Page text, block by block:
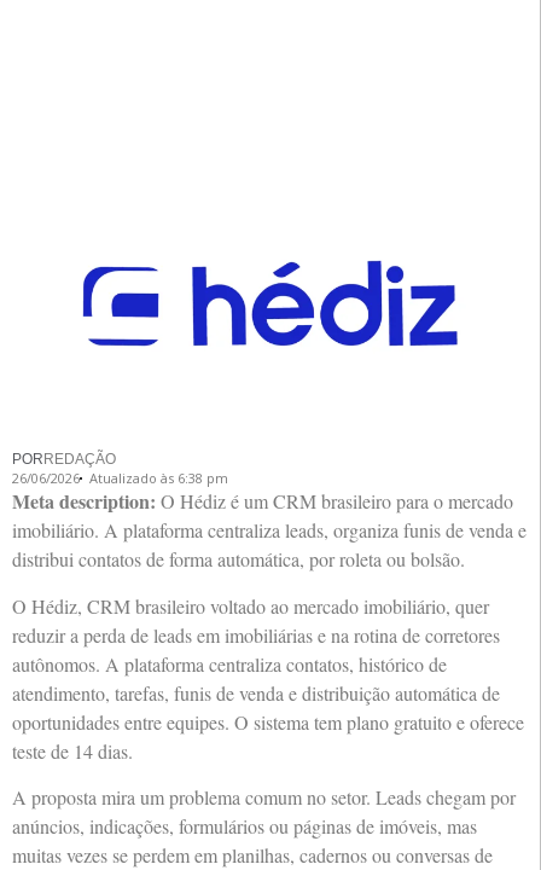
POR REDAÇÃO
26/06/2026 Atualizado às 6:38 pm
Meta description: O Hédiz é um CRM brasileiro para o mercado
imobiliário. A plataforma centraliza leads, organiza funis de venda e
distribui contatos de forma automática, por roleta ou bolsão.
O Hédiz, CRM brasileiro voltado ao mercado imobiliário, quer
reduzir a perda de leads em imobiliárias e na rotina de corretores
autônomos. A plataforma centraliza contatos, histórico de
atendimento, tarefas, funis de venda e distribuição automática de
oportunidades entre equipes. O sistema tem plano gratuito e oferece
teste de 14 dias.
A proposta mira um problema comum no setor. Leads chegam por
anúncios, indicações, formulários ou páginas de imóveis, mas
muitas vezes se perdem em planilhas, cadernos ou conversas de